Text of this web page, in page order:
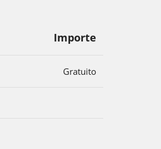
Importe
Gratuito